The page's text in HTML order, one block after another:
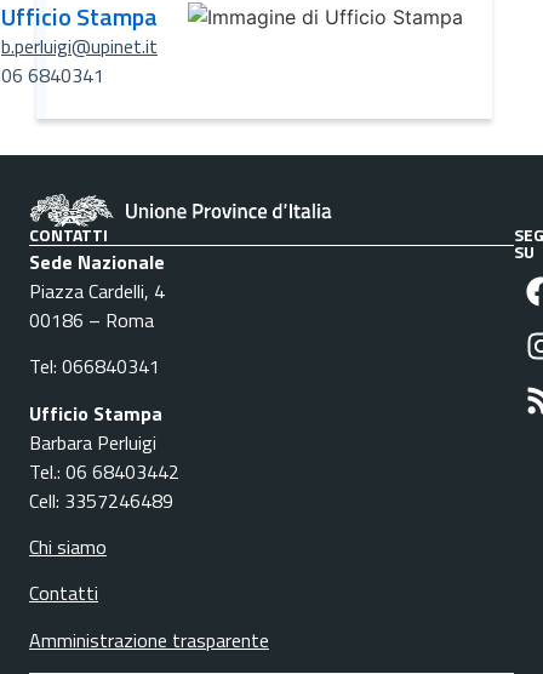
Ufficio Stampa
b.perluigi@upinet.it
06 6840341
CONTATTI
Sede Nazionale
Piazza Cardelli, 4
00186 – Roma
Tel: 066840341
Ufficio Stampa
Barbara Perluigi
Tel.: 06 68403442
Cell: 3357246489
Chi siamo
Contatti
Amministrazione trasparente
SU